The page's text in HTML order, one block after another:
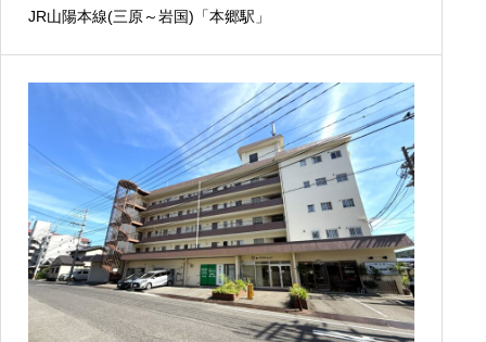
JR山陽本線(三原～岩国)「本郷駅」